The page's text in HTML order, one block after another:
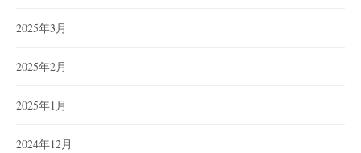
2025年3月
2025年2月
2025年1月
2024年12月